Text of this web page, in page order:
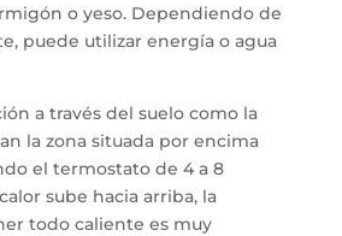
o yeso. Dependiendo de
puede utilizar energía o agua
a través del suelo como la
la zona situada por encima
el termostato de 4 a 8
sube hacia arriba, la
todo caliente es muy